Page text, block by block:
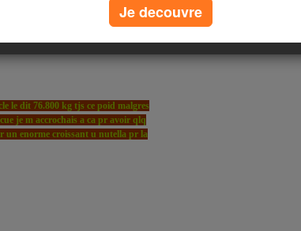
le dit 76.800 kg tjs ce poid malgres
je m accrochais a ca pr avoir qlq
un enorme croissant u nutella pr la
Je decouvre